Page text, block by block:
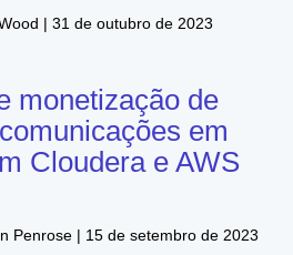
| 31 de outubro de 2023
monetização de
em
Cloudera e AWS
Penrose | 15 de setembro de 2023